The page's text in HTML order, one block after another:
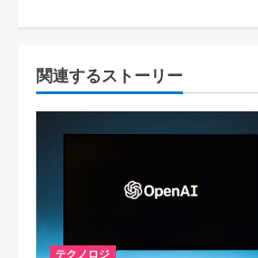
n
i
g
関連するストーリー
テクノロジ